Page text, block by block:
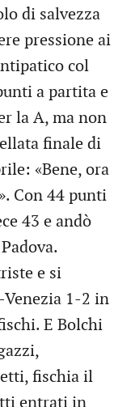
di salvezza
pressione ai
col
a partita e
la A, ma non
finale di
«Bene, ora
Con 44 punti
43 e andò
e si
1-2 in
E Bolchi
fischia il